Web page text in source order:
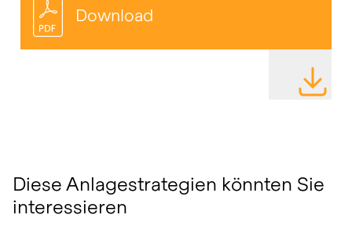
Download
DATEI
Diese Anlagestrategien könnten Sie
interessieren